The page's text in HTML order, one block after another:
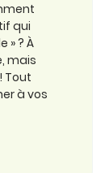
qui
» ? À
mais
Tout
à vos